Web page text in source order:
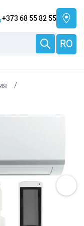
+373 68 55 82 55
RO